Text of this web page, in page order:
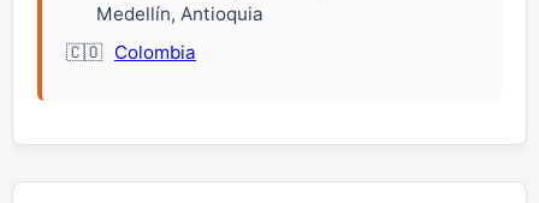
Medellín, Antioquia
Colombia